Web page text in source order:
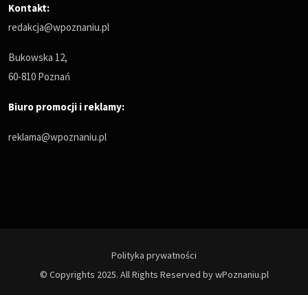
Kontakt:
redakcja@wpoznaniu.pl
Bukowska 12,
60-810 Poznań
Biuro promocji i reklamy:
reklama@wpoznaniu.pl
Polityka prywatności
© Copyrights 2025. All Rights Reserved by wPoznaniu.pl